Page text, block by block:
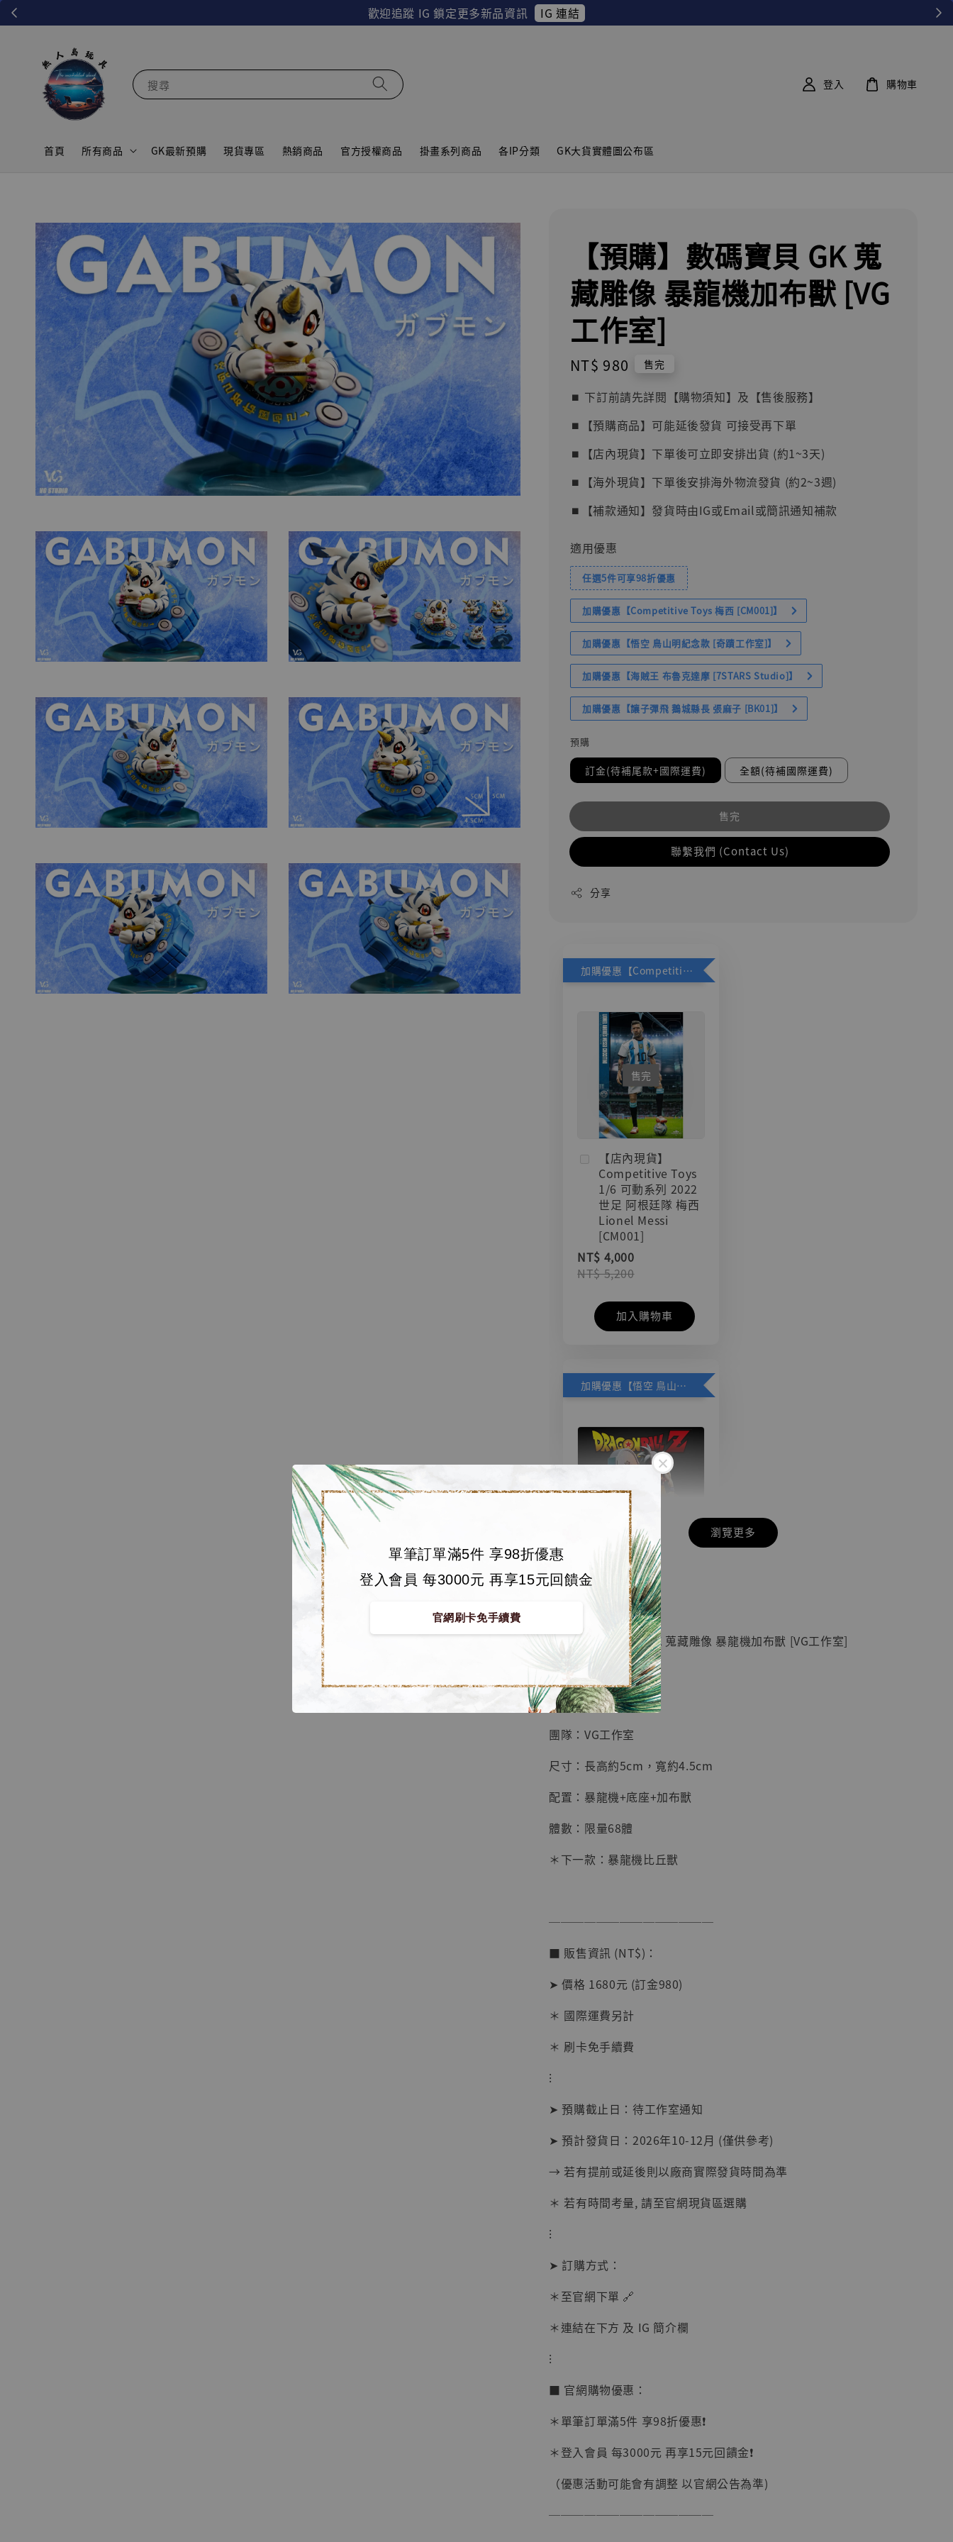
歡迎追蹤 IG 鎖定更多新品資訊 IG 連結
單筆訂單滿5件 享98折優惠
登入會員 每3000元 再享15元回饋金
官網刷卡免手續費
搜尋
首頁 所有商品 GK最新預購 現貨專區 熱銷商品 官方授權商品 掛畫系列商品 各IP分類 GK大貨實體圖公布區
登入 購物車
【預購】數碼寶貝 GK 蒐
藏雕像 暴龍機加布獸 [VG
工作室]
Regular
price
NT$ 980 售完
⏹︎ 下訂前請先詳閱【購物須知】及【售後服務】
⏹︎【預購商品】可能延後發貨 可接受再下單
⏹︎【店內現貨】下單後可立即安排出貨 (約1~3天)
⏹︎【海外現貨】下單後安排海外物流發貨 (約2~3週)
⏹︎【補款通知】發貨時由IG或Email或簡訊通知補款
適用優惠
任選5件可享98折優惠
加購優惠【Competitive Toys 梅西 [CM001]】
加購優惠【悟空 鳥山明紀念款 [奇蹟工作室]】
加購優惠【海賊王 布魯克達摩 [7STARS Studio]】
加購優惠【讓子彈飛 鵝城縣長 張麻子 [BK01]】
預購
訂金(待補尾款+國際運費) 全額(待補國際運費)
售完
聯繫我們 (Contact Us)
分享
加購優惠【Competitive Toys 梅西 [CM001]】
售完
【店內現貨】
Competitive Toys
1/6 可動系列 2022
世足 阿根廷隊 梅西
Lionel Messi
[CM001]
NT$ 4,000
NT$ 5,200
加入購物車
加購優惠【悟空 鳥山明紀念款 [奇蹟工作室]】
【店內現貨】七龍珠
系列蒐藏雕像 悟空
鳥山明紀念款 [奇蹟
工作室]
NT$ 4,280
NT$ 5,580
- +
加入購物車
加購優惠【海賊王 布魯克達摩 [7STARS Studio]】
【店內現貨】海賊王
系列蒐藏雕像 布魯
克達摩 [7STARS
Studio]
NT$ 1,870
加購優惠【讓子彈飛 鵝城縣長 張麻子 [BK01]】
可動蒐藏人偶 讓子
彈飛 鵝城縣長 張麻
子 [BK01]
NT$ 5,300
-
瀏覽更多
🏝【無人島玩具】
【預購】數碼寶貝 GK 蒐藏雕像 暴龍機加布獸 [VG工作室]
■ 商品資訊：
團隊：VG工作室
尺寸：長高約5cm，寬約4.5cm
配置：暴龍機+底座+加布獸
體數：限量68體
＊下一款：暴龍機比丘獸
──────────────
■ 販售資訊 (NT$)：
➤ 價格 1680元 (訂金980)
＊ 國際運費另計
＊ 刷卡免手續費
⁝
➤ 預購截止日：待工作室通知
➤ 預計發貨日：2026年10-12月 (僅供參考)
→ 若有提前或延後則以廠商實際發貨時間為準
＊ 若有時間考量, 請至官網現貨區選購
⁝
➤ 訂購方式：
＊至官網下單 🔗
＊連結在下方 及 IG 簡介欄
⁝
■ 官網購物優惠：
＊單筆訂單滿5件 享98折優惠❗️
＊登入會員 每3000元 再享15元回饋金❗️
（優惠活動可能會有調整 以官網公告為準)
──────────────